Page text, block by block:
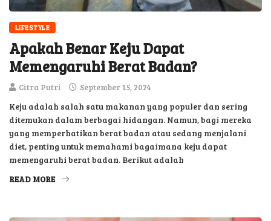
LIFESTYLE
Apakah Benar Keju Dapat
Memengaruhi Berat Badan?
Citra Putri September 15, 2024
Keju adalah salah satu makanan yang populer dan sering
ditemukan dalam berbagai hidangan. Namun, bagi mereka
yang memperhatikan berat badan atau sedang menjalani
diet, penting untuk memahami bagaimana keju dapat
memengaruhi berat badan. Berikut adalah
READ MORE